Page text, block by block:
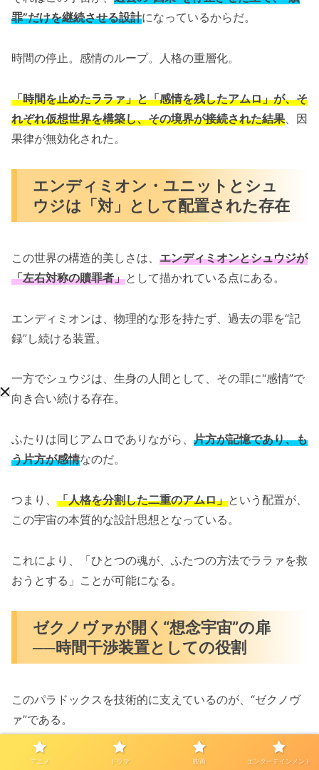
罪”だけを継続させる設計になっているからだ。
時間の停止。感情のループ。人格の重層化。
「時間を止めたララァ」と「感情を残したアムロ」が、そ
れぞれ仮想世界を構築し、その境界が接続された結果 、因
果律が無効化された。
エンディミオン・ユニットとシュ
ウジは「対」として配置された存在
この世界の構造的美しさは、 エンディミオンとシュウジが
「左右対称の贖罪者」として描かれている点にある。
エンディミオンは、物理的な形を持たず、過去の罪を“記
録”し続ける装置。
一方でシュウジは、生身の人間として、その罪に“感情”で
向き合い続ける存在。
ふたりは同じアムロでありながら、 片方が記憶であり、も
う片方が感情なのだ。
つまり、 「人格を分割した二重のアムロ」という配置が、
この宇宙の本質的な設計思想となっている。
これにより、「ひとつの魂が、ふたつの方法でララァを救
おうとする」ことが可能になる。
ゼクノヴァが開く“想念宇宙”の扉
──時間干渉装置としての役割
このパラドックスを技術的に支えているのが、“ゼクノヴ
ァ”である。
ゼクノヴァとは単なるワープゲートではない。
アニメ ドラマ 映画 エンターテインメント